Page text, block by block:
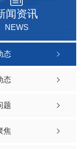
土压平衡顶管机安装
土压平衡DN4000mm顶管机
建筑安装工程
闻资讯
NEWS
态
态
题
焦